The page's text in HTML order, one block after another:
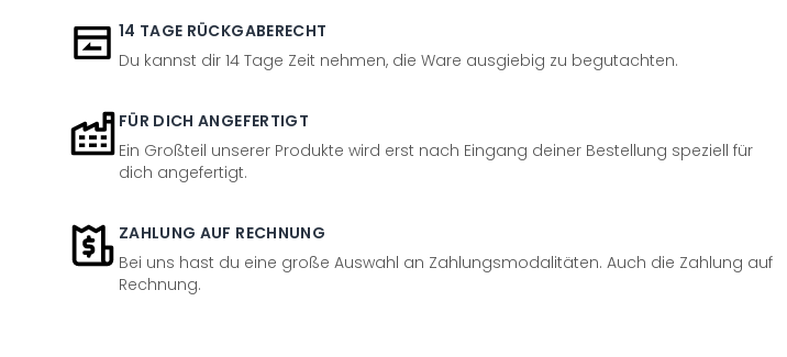
14 TAGE RÜCKGABERECHT
Du kannst dir 14 Tage Zeit nehmen, die Ware ausgiebig zu begutachten.
FÜR DICH ANGEFERTIGT
Ein Großteil unserer Produkte wird erst nach Eingang deiner Bestellung speziell für
dich angefertigt.
ZAHLUNG AUF RECHNUNG
Bei uns hast du eine große Auswahl an Zahlungsmodalitäten. Auch die Zahlung auf
Rechnung.